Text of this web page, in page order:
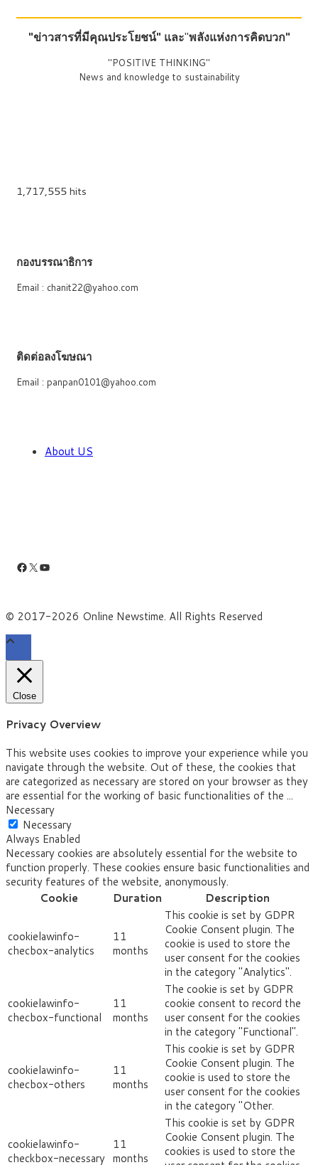
"ข่าวสารที่มีคุณประโยชน์" และ"พลังแห่งการคิดบวก"
"POSITIVE THINKING"
News and knowledge to sustainability
1,717,555 hits
กองบรรณาธิการ
Email : chanit22@yahoo.com
ติดต่อลงโฆษณา
Email : panpan0101@yahoo.com
About US
Facebook
X YouTube
© 2017-2026 Online Newstime. All Rights Reserved
Close
Privacy Overview
This website uses cookies to improve your experience while you
navigate through the website. Out of these, the cookies that
are categorized as necessary are stored on your browser as they
are essential for the working of basic functionalities of the ...
Necessary
Necessary
Always Enabled
Necessary cookies are absolutely essential for the website to
function properly. These cookies ensure basic functionalities and
security features of the website, anonymously.
Cookie
Duration Description
cookielawinfo-
checbox-analytics
11
months
This cookie is set by GDPR
Cookie Consent plugin. The
cookie is used to store the
user consent for the cookies
in the category "Analytics".
cookielawinfo-
checbox-functional
11
months
The cookie is set by GDPR
cookie consent to record the
user consent for the cookies
in the category "Functional".
cookielawinfo-
checbox-others
11
months
This cookie is set by GDPR
Cookie Consent plugin. The
cookie is used to store the
user consent for the cookies
in the category "Other.
cookielawinfo-
checkbox-necessary
11
months
This cookie is set by GDPR
Cookie Consent plugin. The
cookies is used to store the